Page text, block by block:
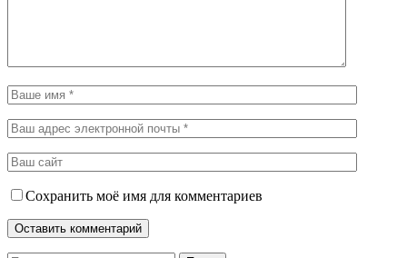
Сохранить моё имя для комментариев